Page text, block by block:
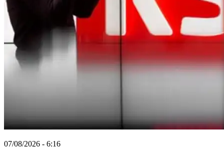
07/08/2026 - 6:16